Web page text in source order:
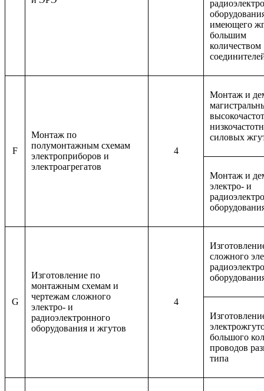
имеющего
большим
количеством
F
Монтаж по
полумонтажным схемам
электроприборов и
электроагрегатов
4
Монтаж и
силовых
Монтаж и
электро- и
G
Изготовление по
монтажным схемам и
чертежам сложного
электро- и
радиоэлектронного
оборудования и жгутов
4
сложного
большого
проводов
типа